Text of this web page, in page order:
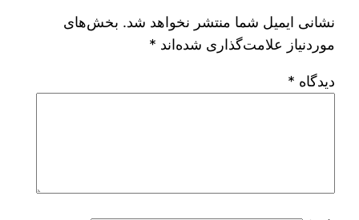
نشانی ایمیل شما منتشر نخواهد شد. بخش‌های
موردنیاز علامت‌گذاری شده‌اند *
دیدگاه *